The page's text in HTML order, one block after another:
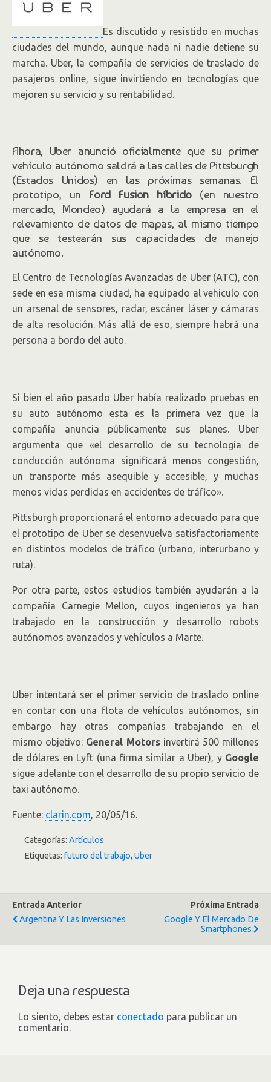
Es discutido y resistido en muchas
ciudades del mundo, aunque nada ni nadie detiene su
marcha. Uber, la compañía de servicios de traslado de
pasajeros online, sigue invirtiendo en tecnologías que
mejoren su servicio y su rentabilidad.
Ahora, Uber anunció oficialmente que su primer
vehículo autónomo saldrá a las calles de Pittsburgh
(Estados Unidos) en las próximas semanas. El
prototipo, un Ford Fusion híbrido(en nuestro
mercado, Mondeo) ayudará a la empresa en el
relevamiento de datos de mapas, al mismo tiempo
que se testearán sus capacidades de manejo
autónomo.
El Centro de Tecnologías Avanzadas de Uber (ATC), con
sede en esa misma ciudad, ha equipado al vehículo con
un arsenal de sensores, radar, escáner láser y cámaras
de alta resolución. Más allá de eso, siempre habrá una
persona a bordo del auto.
Si bien el año pasado Uber había realizado pruebas en
su auto autónomo esta es la primera vez que la
compañía anuncia públicamente sus planes. Uber
argumenta que «el desarrollo de su tecnología de
conducción autónoma significará menos congestión,
un transporte más asequible y accesible, y muchas
menos vidas perdidas en accidentes de tráfico».
Pittsburgh proporcionará el entorno adecuado para que
el prototipo de Uber se desenvuelva satisfactoriamente
en distintos modelos de tráfico (urbano, interurbano y
ruta).
Por otra parte, estos estudios también ayudarán a la
compañía Carnegie Mellon, cuyos ingenieros ya han
trabajado en la construcción y desarrollo robots
autónomos avanzados y vehículos a Marte.
Uber intentará ser el primer servicio de traslado online
en contar con una flota de vehículos autónomos, sin
embargo hay otras compañías trabajando en el
mismo objetivo: General Motorsinvertirá 500 millones
de dólares en Lyft (una firma similar a Uber), y Google
sigue adelante con el desarrollo de su propio servicio de
taxi autónomo.
Fuente: clarin.com, 20/05/16.
Categorías: Artículos
Etiquetas: futuro del trabajo, Uber
Entrada Anterior
Argentina Y Las Inversiones
Próxima Entrada
Google Y El Mercado De
Smartphones
Deja una respuesta
Lo siento, debes estar conectado para publicar un
comentario.